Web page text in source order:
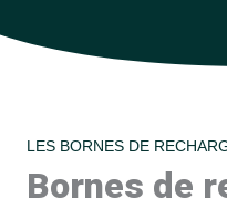
LES BORNES DE
Bornes de